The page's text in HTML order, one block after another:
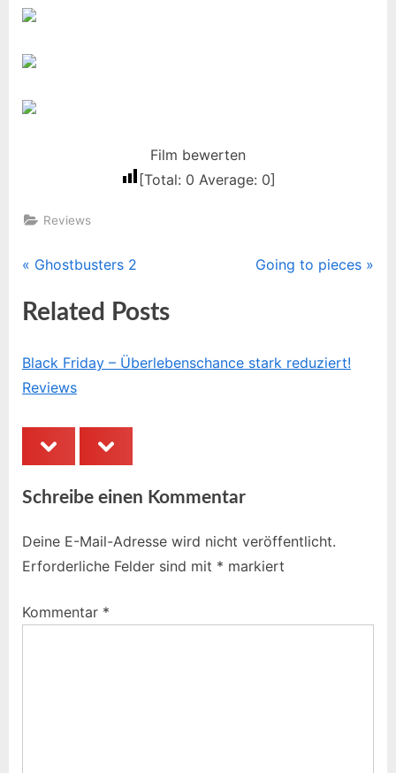
Film bewerten
[Total: 0 Average: 0]
Reviews
Beitragsnavigation
P
e
i
o
P
t
:
Ghostbusters 2
N
P
Going to pieces
Related Posts
Black Friday – Überlebenschance stark reduziert!
Reviews
prev next
Schreibe einen Kommentar
Deine E-Mail-Adresse wird nicht veröffentlicht.
Erforderliche Felder sind mit * markiert
Kommentar *